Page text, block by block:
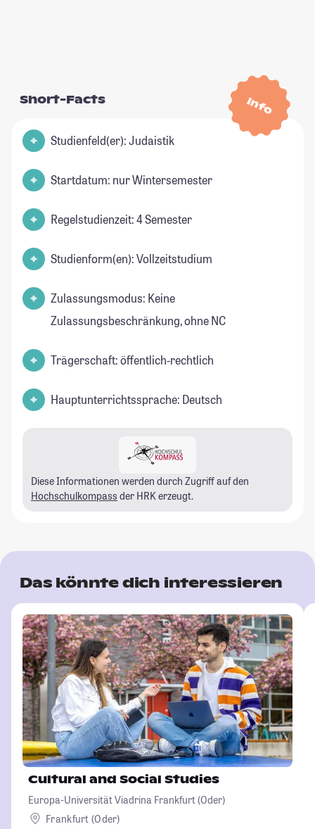
Info
Short-Facts
Studienfeld(er): Judaistik
Startdatum: nur Wintersemester
Regelstudienzeit: 4 Semester
Studienform(en): Vollzeitstudium
Zulassungsmodus: Keine
Zulassungsbeschränkung, ohne NC
Trägerschaft: öffentlich-rechtlich
Hauptunterrichtssprache: Deutsch
Diese Informationen werden durch Zugriff auf den
Hochschulkompass der HRK erzeugt.
Das könnte dich interessieren
Cultural and Social Studies
Europa-Universität Viadrina Frankfurt (Oder)
Frankfurt (Oder)